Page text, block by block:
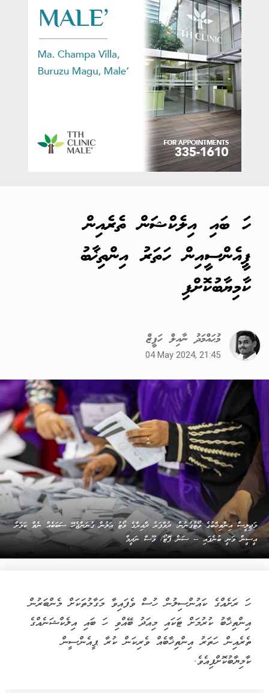
ހަ ބައި އިލެކްޝަން ތެރެއިން
ޕީއެންސީއިން ހަތަރު އިންތިޚާބު
ކާމިޔާބުކޮށްފި
މުޙައްމަދު ނާއިލް ހަފީޒް
04 May 2024, 21:45
މަޖިލީސް އިންތިޚާބުގެ ވޯޓުގުނުން: ދުވާފަރު ދާއިރާގެ ވޯޓު އަލުން ގުނަންޖެހޭ ސަބަބެއް ނެތް ކަމަށް
އީސީން ވަނީ ބުނެފައި -- ސަން ފޮޓޯ/ މޫސާ ނަދީމް
ހަ ރަށެއްގެ ކައުންސިލުން ހުސް ވެފައިވާ މަގާމުތަކަށް މެންބަރުން
އިންތިޚާބު ކުރުމަށް ޓަކައި މިއަދު ބޭއްވި ހަ ބައި އިލެކްޝަނެއްގެ
ތެރެއިން ހަތަރު އިންތިޚާބެއް ވެރިކަން ކުރާ ޕީއެންސީން
ކާމިޔާބުކޮށްފިއެވެ.